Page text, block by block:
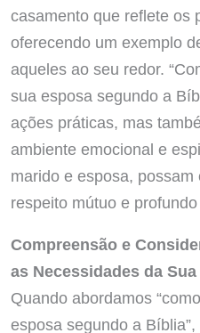
casamento que reflete os
oferecendo um exemplo
aqueles ao seu redor.
sua esposa segundo a
ações práticas, mas
ambiente emocional e
marido e esposa,
respeito mútuo e
Compreensão e
as Necessidades da
Quando abordamos
esposa segundo a